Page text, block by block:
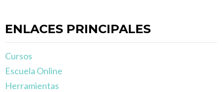
ENLACES PRINCIPALES
Cursos
Escuela Online
Herramientas